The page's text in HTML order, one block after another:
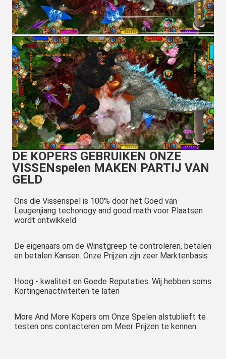
DE KOPERS GEBRUIKEN ONZE
VISSENspelen MAKEN PARTIJ VAN
GELD
Ons die Vissenspel is 100% door het Goed van
Leugenjiang techonogy and good math voor Plaatsen
wordt ontwikkeld
De eigenaars om de Winstgreep te controleren, betalen
en betalen Kansen. Onze Prijzen zijn zeer Marktenbasis
Hoog - kwaliteit en Goede Reputaties. Wij hebben soms
Kortingenactiviteiten te laten
More And More Kopers om Onze Spelen alstublieft te
testen ons contacteren om Meer Prijzen te kennen.